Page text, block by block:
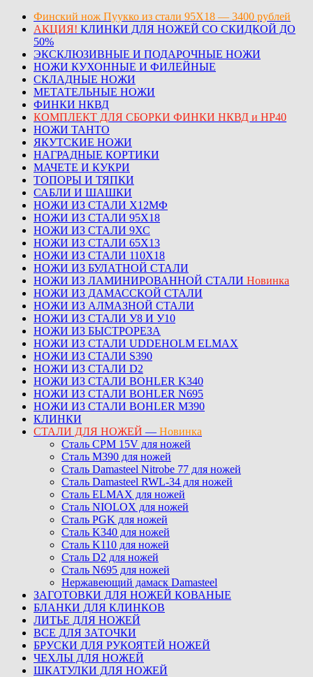
Финский нож Пуукко из стали 95Х18 — 3400 рублей
АКЦИЯ! КЛИНКИ ДЛЯ НОЖЕЙ СО СКИДКОЙ ДО
50%
ЭКСКЛЮЗИВНЫЕ И ПОДАРОЧНЫЕ НОЖИ
НОЖИ КУХОННЫЕ И ФИЛЕЙНЫЕ
СКЛАДНЫЕ НОЖИ
МЕТАТЕЛЬНЫЕ НОЖИ
ФИНКИ НКВД
КОМПЛЕКТ ДЛЯ СБОРКИ ФИНКИ НКВД и НР40
НОЖИ ТАНТО
ЯКУТСКИЕ НОЖИ
НАГРАДНЫЕ КОРТИКИ
МАЧЕТЕ И КУКРИ
ТОПОРЫ И ТЯПКИ
САБЛИ И ШАШКИ
НОЖИ ИЗ СТАЛИ Х12МФ
НОЖИ ИЗ СТАЛИ 95Х18
НОЖИ ИЗ СТАЛИ 9ХС
НОЖИ ИЗ СТАЛИ 65Х13
НОЖИ ИЗ СТАЛИ 110Х18
НОЖИ ИЗ БУЛАТНОЙ СТАЛИ
НОЖИ ИЗ ЛАМИНИРОВАННОЙ СТАЛИ Новинка
НОЖИ ИЗ ДАМАССКОЙ СТАЛИ
НОЖИ ИЗ АЛМАЗНОЙ СТАЛИ
НОЖИ ИЗ СТАЛИ У8 И У10
НОЖИ ИЗ БЫСТРОРЕЗА
НОЖИ ИЗ СТАЛИ UDDEHOLM ELMAX
НОЖИ ИЗ СТАЛИ S390
НОЖИ ИЗ СТАЛИ D2
НОЖИ ИЗ СТАЛИ BOHLER K340
НОЖИ ИЗ СТАЛИ BOHLER N695
НОЖИ ИЗ СТАЛИ BOHLER M390
КЛИНКИ
СТАЛИ ДЛЯ НОЖЕЙ — Новинка
Сталь CPM 15V для ножей
Сталь M390 для ножей
Сталь Damasteel Nitrobe 77 для ножей
Сталь Damasteel RWL-34 для ножей
Сталь ELMAX для ножей
Сталь NIOLOX для ножей
Сталь PGK для ножей
Сталь K340 для ножей
Сталь K110 для ножей
Сталь D2 для ножей
Сталь N695 для ножей
Нержавеющий дамаск Damasteel
ЗАГОТОВКИ ДЛЯ НОЖЕЙ КОВАНЫЕ
БЛАНКИ ДЛЯ КЛИНКОВ
ЛИТЬЕ ДЛЯ НОЖЕЙ
ВСЕ ДЛЯ ЗАТОЧКИ
БРУСКИ ДЛЯ РУКОЯТЕЙ НОЖЕЙ
ЧЕХЛЫ ДЛЯ НОЖЕЙ
ШКАТУЛКИ ДЛЯ НОЖЕЙ